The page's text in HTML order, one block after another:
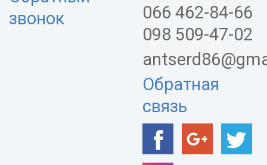
звонок
066 462-84-66
098 509-47-02
Обратная
связь